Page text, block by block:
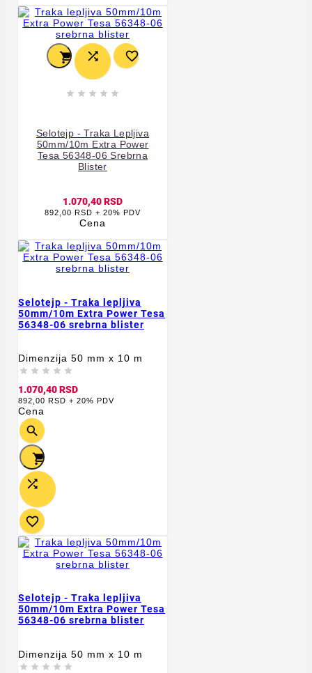
  
    
Selotejp - Traka Lepljiva
50mm/10m Extra Power
Tesa 56348-06 Srebrna
Blister
1.070,40 RSD
892,00 RSD + 20% PDV
Cena
Selotejp - Traka lepljiva
50mm/10m Extra Power Tesa
56348-06 srebrna blister
Dimenzija 50 mm x 10 m
    
1.070,40 RSD
892,00 RSD + 20% PDV
Cena




Selotejp - Traka lepljiva
50mm/10m Extra Power Tesa
56348-06 srebrna blister
Dimenzija 50 mm x 10 m
    